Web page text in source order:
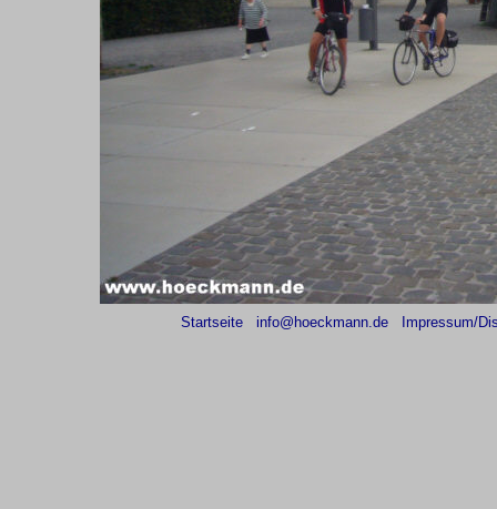
Startseite info@hoeckmann.de Impressum/